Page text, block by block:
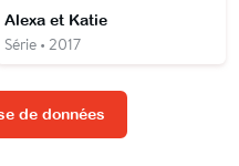
Alexa et Katie
Série • 2017
de données